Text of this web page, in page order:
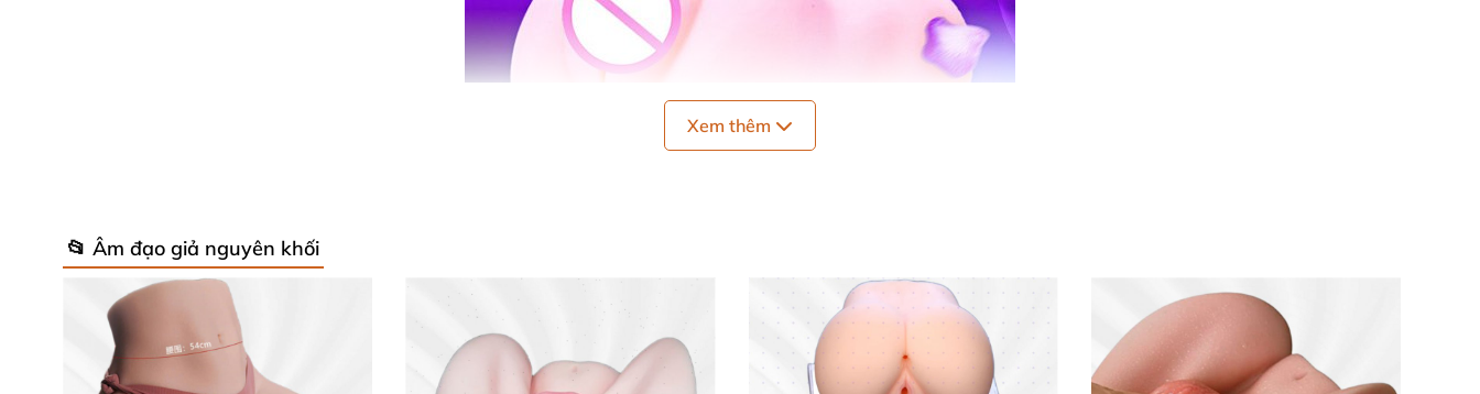
Âm đạo giả Leten AD52 sở hữu thiết kế tinh xảo, mô phỏng hoàn hảo các đường nét từ môi lớn đến môi bé hồng hào tươi tắn như da người thật.
Bên trong âm đạo có nhiều đường gân và bi nổi tạo ma sát hiệu quả, giúp từng nhịp thụt trở nên đầy khoái cảm, ôm sát mọi kích cỡ một cách tự
nhiên nhất. Sản phẩm phù hợp với mọi đối tượng mong muốn tăng cường ngày càng bản lĩnh phái mạnh.
Xem thêm
📂 Âm đạo giả nguyên khối